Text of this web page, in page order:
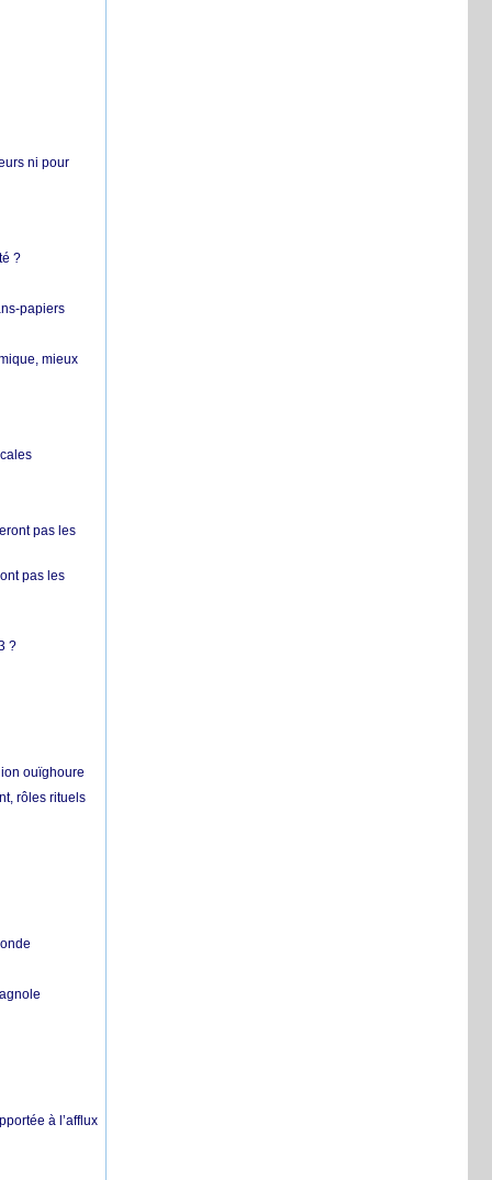
ni pour
?
papiers
mieux
pas les
pas les
?
ouïghoure
rôles rituels
à l’afflux